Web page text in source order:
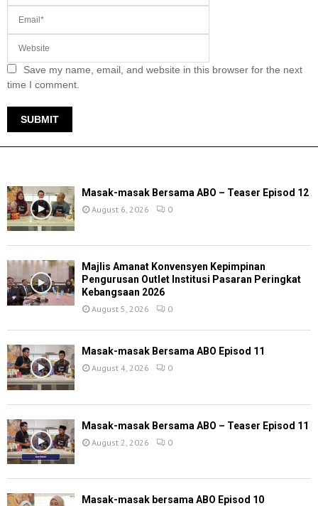
Save my name, email, and website in this browser for the next
time I comment.
Masak-masak Bersama ABO – Teaser Episod 12
August 6, 2026 0
Majlis Amanat Konvensyen Kepimpinan
Pengurusan Outlet Institusi Pasaran Peringkat
Kebangsaan 2026
August 5, 2026 0
Masak-masak Bersama ABO Episod 11
August 4, 2026 0
Masak-masak Bersama ABO – Teaser Episod 11
August 2, 2026 0
Masak-masak bersama ABO Episod 10